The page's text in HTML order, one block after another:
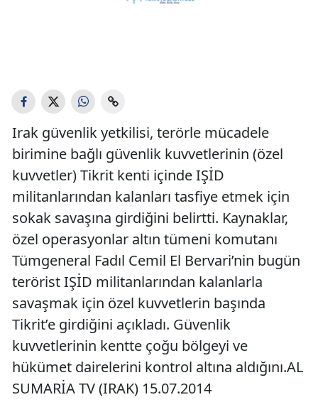
Irak güvenlik yetkilisi, terörle mücadele
birimine bağlı güvenlik kuvvetlerinin (özel
kuvvetler) Tikrit kenti içinde IŞİD
militanlarından kalanları tasfiye etmek için
sokak savaşına girdiğini belirtti. Kaynaklar,
özel operasyonlar altın tümeni komutanı
Tümgeneral Fadıl Cemil El Bervari’nin bugün
terörist IŞİD militanlarından kalanlarla
savaşmak için özel kuvvetlerin başında
Tikrit’e girdiğini açıkladı. Güvenlik
kuvvetlerinin kentte çoğu bölgeyi ve
hükümet dairelerini kontrol altına aldığını.AL
SUMARİA TV (IRAK) 15.07.2014